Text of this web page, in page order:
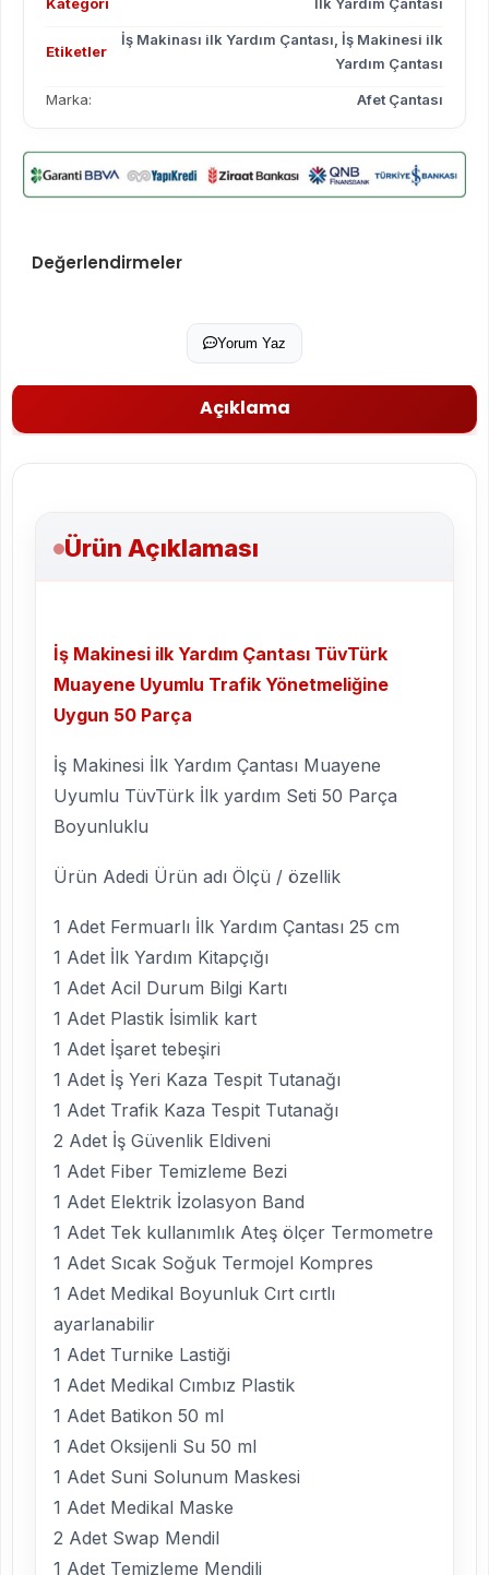
Etiketler
İş Makinası ilk Yardım Çantası İş Makinesi ilk
Yardım Çantası
Marka: Afet Çantası
Değerlendirmeler
Yorum Yaz
Açıklama
Ürün Açıklaması
İş Makinesi ilk Yardım Çantası TüvTürk
Muayene Uyumlu Trafik Yönetmeliğine
Uygun 50 Parça
İş Makinesi İlk Yardım Çantası Muayene
Uyumlu TüvTürk İlk yardım Seti 50 Parça
Boyunluklu
Ürün Adedi Ürün adı Ölçü / özellik
1 Adet Fermuarlı İlk Yardım Çantası 25 cm
1 Adet İlk Yardım Kitapçığı
1 Adet Acil Durum Bilgi Kartı
1 Adet Plastik İsimlik kart
1 Adet İşaret tebeşiri
1 Adet İş Yeri Kaza Tespit Tutanağı
1 Adet Trafik Kaza Tespit Tutanağı
2 Adet İş Güvenlik Eldiveni
1 Adet Fiber Temizleme Bezi
1 Adet Elektrik İzolasyon Band
1 Adet Tek kullanımlık Ateş ölçer Termometre
1 Adet Sıcak Soğuk Termojel Kompres
1 Adet Medikal Boyunluk Cırt cırtlı
ayarlanabilir
1 Adet Turnike Lastiği
1 Adet Medikal Cımbız Plastik
1 Adet Batikon 50 ml
1 Adet Oksijenli Su 50 ml
1 Adet Suni Solunum Maskesi
1 Adet Medikal Maske
2 Adet Swap Mendil
1 Adet Temizleme Mendili